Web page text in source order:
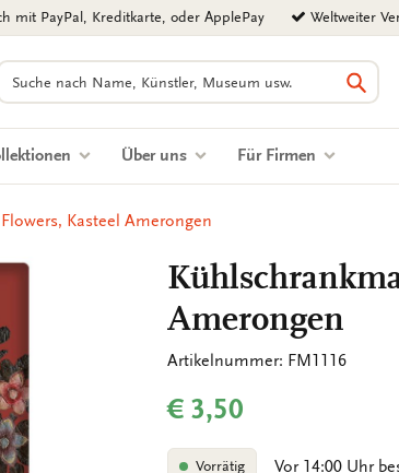
mit PayPal, Kreditkarte, oder ApplePay Weltweiter
Über uns Für Firmen
Kasteel Amerongen
Amerongen
Artikelnummer: FM1116
€ 3,50
Vorrätig Vor 14:00 Uhr